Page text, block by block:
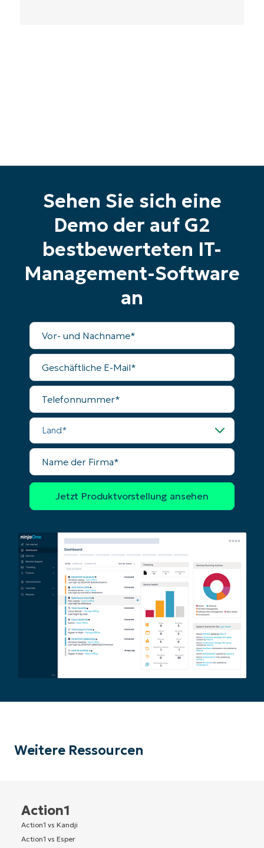
Sehen Sie sich eine
Demo der auf G2
bestbewerteten IT-
Management-Software
an
Vollständiger
Name
Geschäftliche
Mail
Telefonnummer
Land
Name
der
Firma
Weitere Ressourcen
Action1
Action1 vs Kandji
Action1 vs Esper
number*
name*